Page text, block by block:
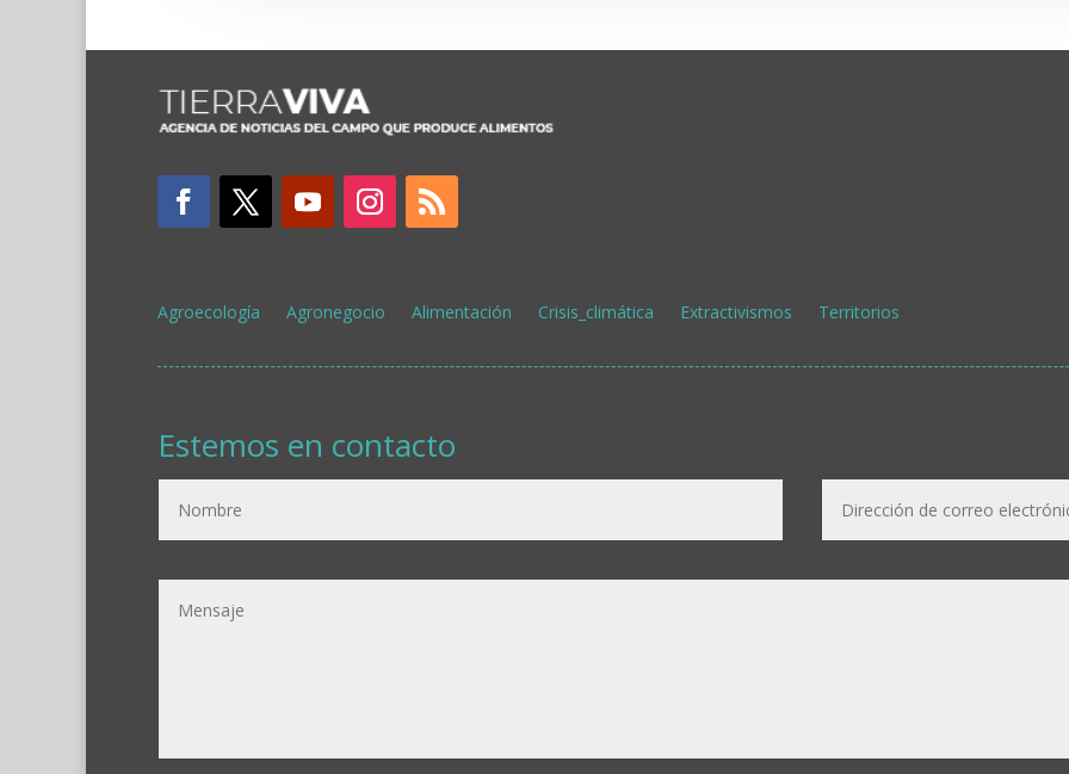
Agroecología Agronegocio Alimentación Crisis_climática Extractivismos Territorios
Estemos en contacto